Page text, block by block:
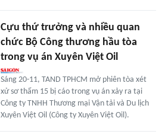
Cựu thứ trưởng và nhiều quan
chức Bộ Công thương hầu tòa
trong vụ án Xuyên Việt Oil
Sáng 20-11, TAND TPHCM mở phiên tòa xét
xử sơ thẩm 15 bị cáo trong vụ án xảy ra tại
Công ty TNHH Thương mại Vận tải và Du lịch
Xuyên Việt Oil (Công ty Xuyên Việt Oil).